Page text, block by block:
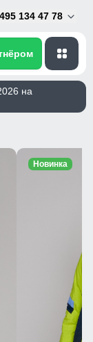
134 47 78
на
Новинка